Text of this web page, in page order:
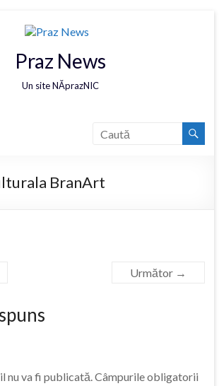
Praz News
Un site NĂprazNIC
BranArt
Următor →
nu va fi publicată.Câmpurile obligatorii